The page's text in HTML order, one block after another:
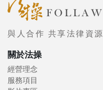
與人合作 共享法律資源
關於法操
經營理念
服務項目